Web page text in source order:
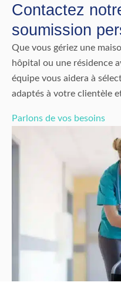
Contactez
soumission
Que vous gériez une
hôpital ou une résidence
équipe vous aidera à
adaptés à votre clientèle
Parlons de vos besoins